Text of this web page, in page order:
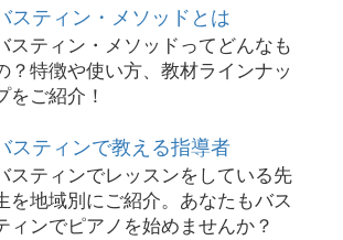
スティン・メソッドとは
スティン・メソッドってどんなも
？特徴や使い方、教材ラインナッ
をご紹介！
スティンで教える指導者
スティンでレッスンをしている先
を地域別にご紹介。あなたもバス
ィンでピアノを始めませんか？